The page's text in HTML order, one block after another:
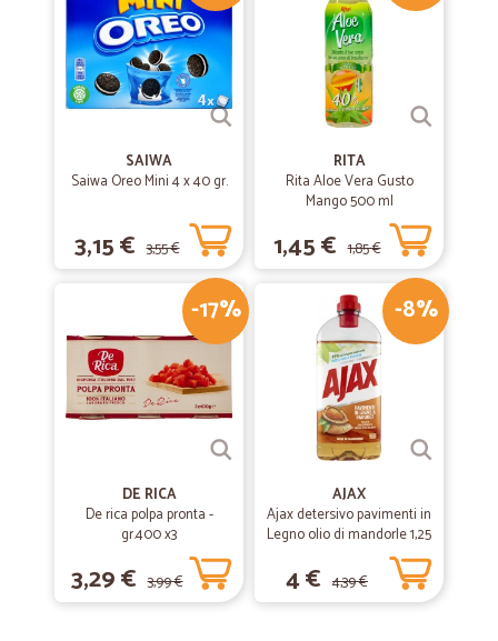
SAIWA
Saiwa Oreo Mini 4 x 40 gr.
3,15 € 3,55 €
RITA
Rita Aloe Vera Gusto
Mango 500 ml
1,45 € 1,85 €
-17%
DE RICA
De rica polpa pronta -
gr.400 x3
3,29 € 3,99 €
-8%
AJAX
Ajax detersivo pavimenti in
Legno olio di mandorle 1,25
4 € 4,39 €